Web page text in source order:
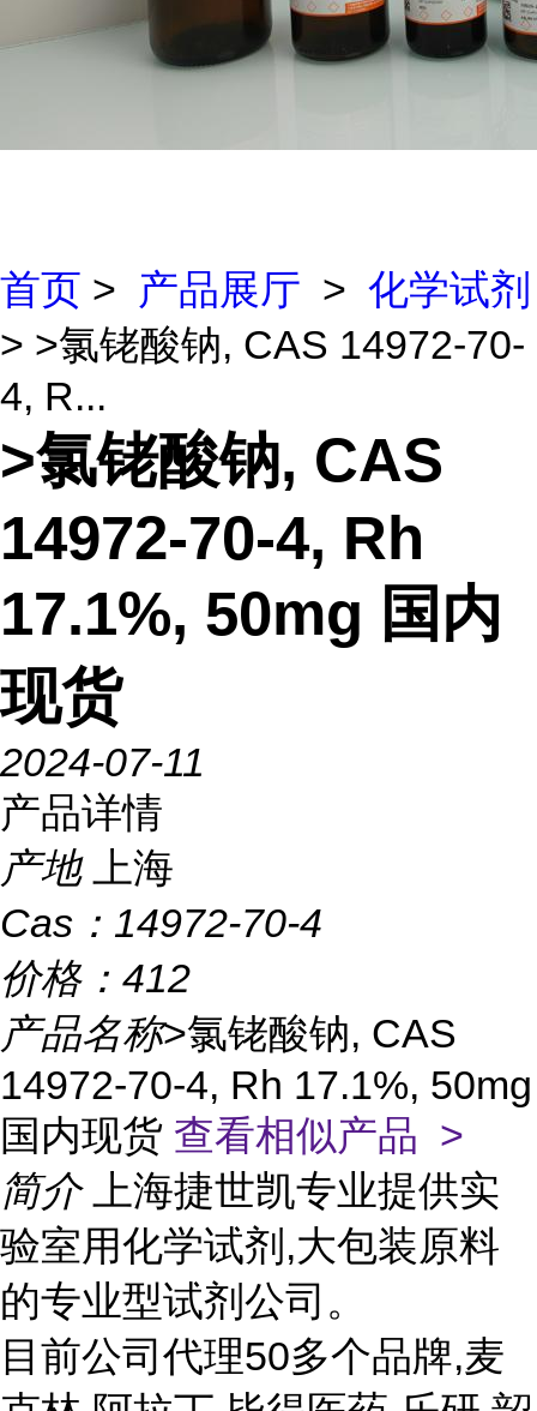
首页 > 产品展厅 > 化学试剂
> >氯铑酸钠, CAS 14972-70-
4, R...
>氯铑酸钠, CAS
14972-70-4, Rh
17.1%, 50mg 国内
现货
2024-07-11
产品详情
产地
上海
Cas： 14972-70-4
价格： 412
产品名称>氯铑酸钠, CAS
14972-70-4, Rh 17.1%, 50mg
国内现货 查看相似产品 >
简介
上海捷世凯专业提供实
验室用化学试剂,大包装原料
的专业型试剂公司。
目前公司代理50多个品牌,麦